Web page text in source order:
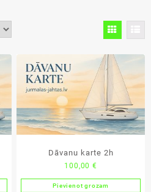
Dāvanu karte 2h
100,00€
Pievienot grozam